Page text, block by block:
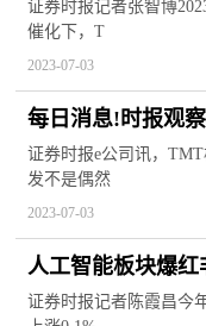
证券时报记者张智博
催化下，T
2023-07-03
每日消息!时报观
创新承载更多期待
证券时报e公司讯，
发不是偶然
2023-07-03
人工智能板块爆
证券时报记者陈霞昌今